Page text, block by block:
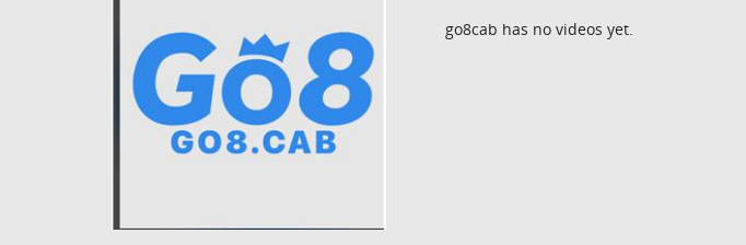
go8cab has no videos yet.